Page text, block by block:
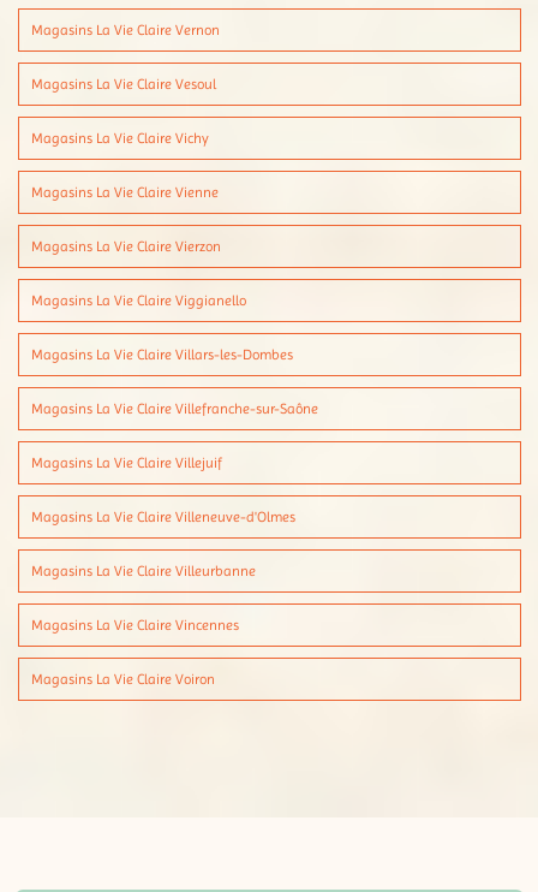
Magasins La Vie Claire Vernon
Magasins La Vie Claire Vesoul
Magasins La Vie Claire Vichy
Magasins La Vie Claire Vienne
Magasins La Vie Claire Vierzon
Magasins La Vie Claire Viggianello
Magasins La Vie Claire Villars-les-Dombes
Magasins La Vie Claire Villefranche-sur-Saône
Magasins La Vie Claire Villejuif
Magasins La Vie Claire Villeneuve-d'Olmes
Magasins La Vie Claire Villeurbanne
Magasins La Vie Claire Vincennes
Magasins La Vie Claire Voiron